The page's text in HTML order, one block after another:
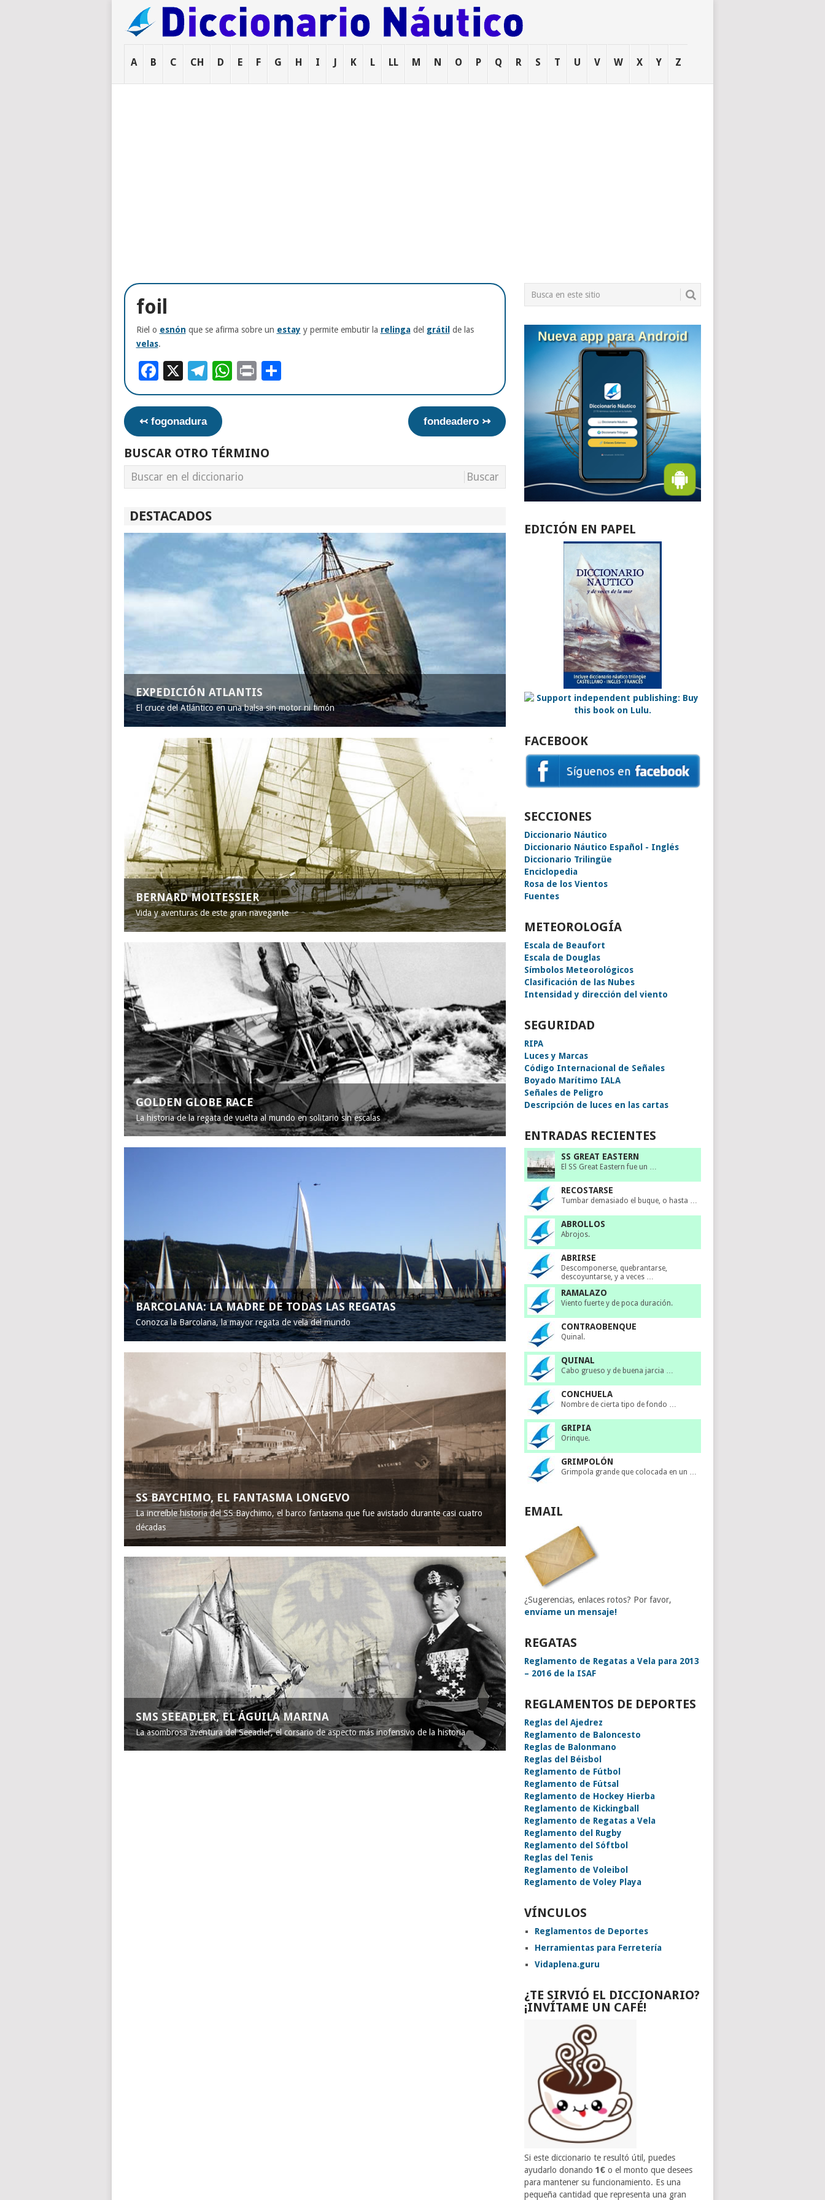
A B C CH D E F G H I J K L LL M N O P Q R S T U V W X Y Z
foil
Riel o esnón que se afirma sobre un estay y permite embutir la relingadel grátilde las
velas.
Facebook
X Telegram
WhatsApp
PrintCompartir
↢ fogonadura fondeadero ↣
BUSCAR OTRO TÉRMINO
DESTACADOS
EXPEDICIÓN ATLANTIS
El cruce del Atlántico en una balsa sin motor ni timón
BERNARD MOITESSIER
Vida y aventuras de este gran navegante
GOLDEN GLOBE RACE
La historia de la regata de vuelta al mundo en solitario sin escalas
BARCOLANA: LA MADRE DE TODAS LAS REGATAS
Conozca la Barcolana, la mayor regata de vela del mundo
SS BAYCHIMO, EL FANTASMA LONGEVO
La increíble historia del SS Baychimo, el barco fantasma que fue avistado durante casi cuatro
décadas
SMS SEEADLER, EL ÁGUILA MARINA
La asombrosa aventura del Seeadler, el corsario de aspecto más inofensivo de la historia
EDICIÓN EN PAPEL
FACEBOOK
SECCIONES
Diccionario Náutico
Diccionario Náutico Español - Inglés
Diccionario Trilingüe
Enciclopedia
Rosa de los Vientos
Fuentes
METEOROLOGÍA
Escala de Beaufort
Escala de Douglas
Símbolos Meteorológicos
Clasificación de las Nubes
Intensidad y dirección del viento
SEGURIDAD
RIPA
Luces y Marcas
Código Internacional de Señales
Boyado Marítimo IALA
Señales de Peligro
Descripción de luces en las cartas
ENTRADAS RECIENTES
SS GREAT EASTERN
El SS Great Eastern fue un …
RECOSTARSE
Tumbar demasiado el buque, o hasta …
ABROLLOS
Abrojos.
ABRIRSE
Descomponerse, quebrantarse,
descoyuntarse, y a veces …
RAMALAZO
Viento fuerte y de poca duración.
CONTRAOBENQUE
Quinal.
QUINAL
Cabo grueso y de buena jarcia …
CONCHUELA
Nombre de cierta tipo de fondo …
GRIPIA
Orinque.
GRIMPOLÓN
Grimpola grande que colocada en un …
EMAIL
¿Sugerencias, enlaces rotos? Por favor,
envíame un mensaje!
REGATAS
Reglamento de Regatas a Vela para 2013
– 2016 de la ISAF
REGLAMENTOS DE DEPORTES
Reglas del Ajedrez
Reglamento de Baloncesto
Reglas de Balonmano
Reglas del Béisbol
Reglamento de Fútbol
Reglamento de Fútsal
Reglamento de Hockey Hierba
Reglamento de Kickingball
Reglamento de Regatas a Vela
Reglamento del Rugby
Reglamento del Sóftbol
Reglas del Tenis
Reglamento de Voleibol
Reglamento de Voley Playa
VÍNCULOS
Reglamentos de Deportes
Herramientas para Ferretería
Vidaplena.guru
¿TE SIRVIÓ EL DICCIONARIO?
¡INVÍTAME UN CAFÉ!
Si este diccionario te resultó útil, puedes
ayudarlo donando1€ o el monto que desees
para mantener su funcionamiento. Es una
pequeña cantidad que representa una gran